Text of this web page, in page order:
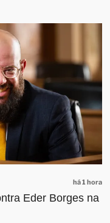
há 1 hora
Eder Borges na